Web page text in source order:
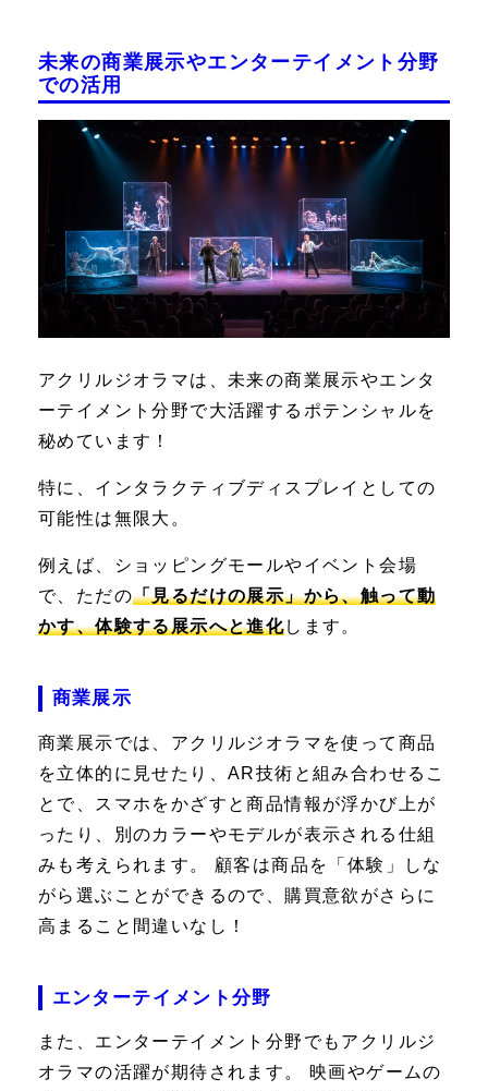
未来の商業展示やエンターテイメント分野
での活用
アクリルジオラマは、未来の商業展示やエンタ
ーテイメント分野で大活躍するポテンシャルを
秘めています！
特に、インタラクティブディスプレイとしての
可能性は無限大。
例えば、ショッピングモールやイベント会場
で、ただの「見るだけの展示」から、触って動
かす、体験する展示へと進化します。
商業展示
商業展示では、アクリルジオラマを使って商品
を立体的に見せたり、AR技術と組み合わせるこ
とで、スマホをかざすと商品情報が浮かび上が
ったり、別のカラーやモデルが表示される仕組
みも考えられます。 顧客は商品を「体験」しな
がら選ぶことができるので、購買意欲がさらに
高まること間違いなし！
エンターテイメント分野
また、エンターテイメント分野でもアクリルジ
オラマの活躍が期待されます。 映画やゲームの